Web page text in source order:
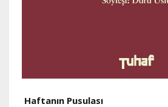
Haftanın Pusulası